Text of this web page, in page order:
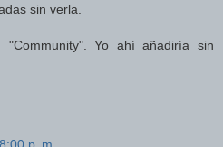
sin verla.
Yo ahí añadiría sin